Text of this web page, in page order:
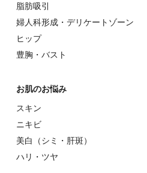
脂肪吸引
婦⼈科形成・デリケートゾーン
ヒップ
豊胸・バスト
お肌のお悩み
スキン
ニキビ
美⽩（シミ・肝斑）
ハリ・ツヤ